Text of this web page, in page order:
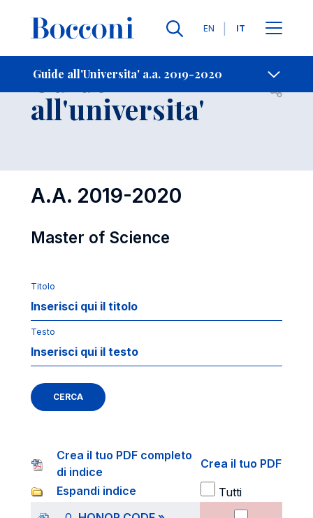
Lingue
EN IT
Guide all'Universita' a.a. 2019-2020
-
Guide
all'universita' Open
A.A. 2019-2020
Master of Science
Titolo
Testo
CERCA
Crea il tuo PDF completo
di indice
Crea il tuo PDF
Espandi indice
Tutti